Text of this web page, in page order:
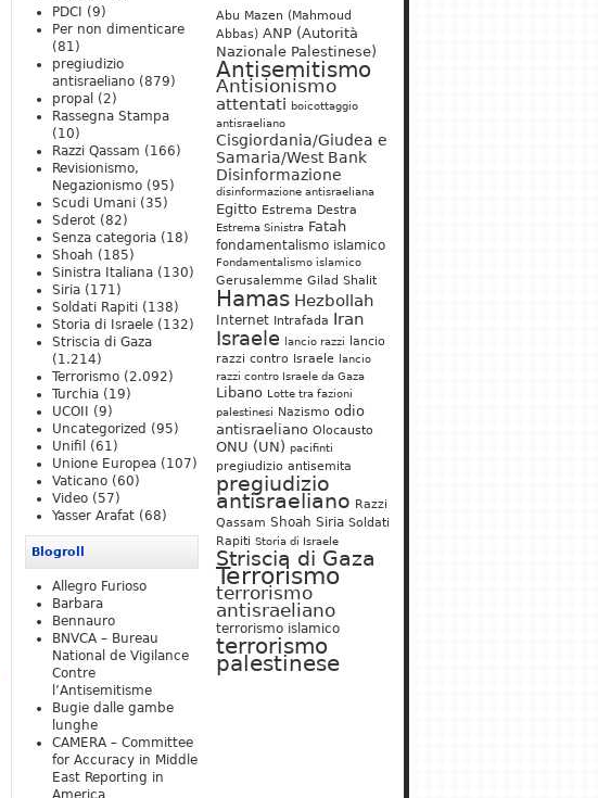
Abu Mazen (Mahmoud
Abbas) ANP (Autorità
Nazionale Palestinese)
Antisemitismo
Antisionismo
attentati boicottaggio
antisraeliano
Cisgiordania/Giudea e
Samaria/West Bank
Disinformazione
disinformazione antisraeliana
Egitto Estrema Destra
Estrema Sinistra Fatah
fondamentalismo islamico
Fondamentalismo islamico
Gerusalemme Gilad Shalit
Hamas Hezbollah
Internet Intrafada Iran
Israele lancio razzi
lancio
razzi contro Israele lancio
razzi contro Israele da Gaza
Libano Lotte tra fazioni
palestinesi Nazismo odio
antisraeliano Olocausto
ONU (UN) pacifinti
pregiudizio antisemita
pregiudizio
antisraeliano Razzi
Qassam Shoah Siria Soldati
Rapiti Storia di Israele
Striscia di Gaza
Terrorismo
terrorismo
antisraeliano
terrorismo islamico
terrorismo
palestinese
PDCI
(9)
Per non dimenticare
(81)
pregiudizio
antisraeliano (879)
propal (2)
Rassegna Stampa
(10)
Razzi Qassam (166)
Revisionismo,
Negazionismo (95)
Scudi Umani (35)
Sderot (82)
Senza categoria (18)
Shoah (185)
Sinistra Italiana (130)
Siria (171)
Soldati Rapiti (138)
Storia di Israele (132)
Striscia di Gaza
(1.214)
Terrorismo (2.092)
Turchia (19)
UCOII
(9)
Uncategorized (95)
Unifil
(61)
Unione Europea (107)
Vaticano (60)
Video (57)
Yasser Arafat (68)
Blogroll
Allegro Furioso
Barbara
Bennauro
BNVCA – Bureau
National de Vigilance
Contre
l’Antisemitisme
Bugie dalle gambe
lunghe
CAMERA – Committee
for Accuracy in Middle
East Reporting in
America